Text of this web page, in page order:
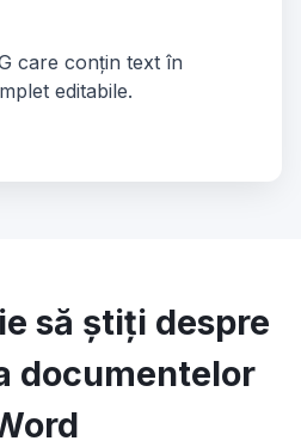
care conțin text în
editabile.
să știți despre
documentelor